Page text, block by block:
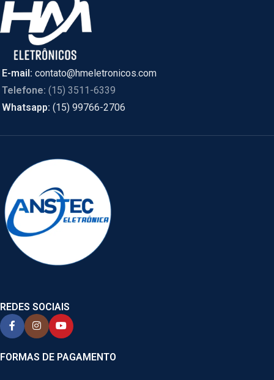
E-mail: contato@hmeletronicos.com
Telefone: (15) 3511-6339
Whatsapp: (15) 99766-2706
REDES SOCIAIS
FORMAS DE PAGAMENTO